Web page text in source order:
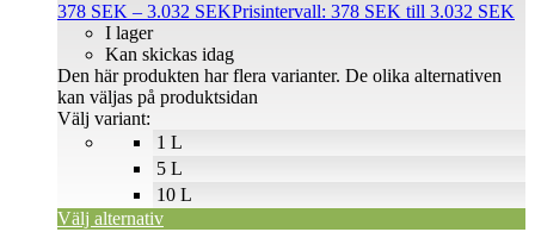
378 SEK – 3.032 SEKPrisintervall: 378 SEK till 3.032 SEK
1 L
5 L
10 L
I lager
Kan skickas idag
Välj variant:
Välj alternativ
Den här produkten har flera varianter. De olika alternativen
kan väljas på produktsidan